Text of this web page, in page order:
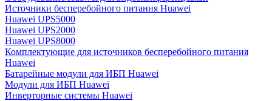
Источники бесперебойного питания Huawei
Huawei UPS5000
Huawei UPS2000
Huawei UPS8000
Комплектующие для источников бесперебойного питания
Huawei
Батарейные модули для ИБП Huawei
Модули для ИБП Huawei
Инверторные системы Huawei